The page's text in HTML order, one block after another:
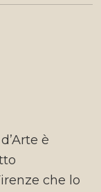
è
che lo